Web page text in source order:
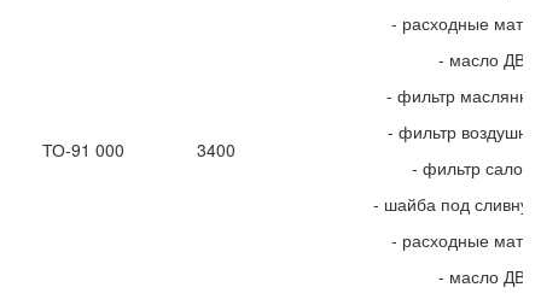
- расходные
ТО-91 000 3400
- масло ДВС
- фильтр
- фильтр
- фильтр
- шайба под
- расходные
- масло ДВС